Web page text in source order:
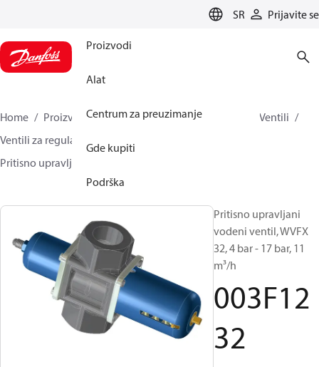
SR Prijavite se
Proizvodi
Alat
Centrum za preuzimanje
Gde kupiti
Podrška
Home Proizvodi Climate Solutions za hlađenje
Ventili
Ventili za regulaciju protoka vode
Pritisno upravljani vodeni ventil
Pritisno upravljani
vodeni ventil, WVFX
32, 4 bar - 17 bar, 11
m³/h
003F12
32